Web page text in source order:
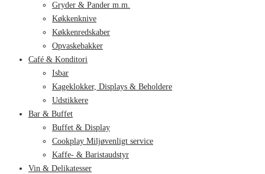
Gryder & Pander m.m.
Køkkenknive
Køkkenredskaber
Opvaskebakker
Café & Konditori
Isbar
Kageklokker, Displays & Beholdere
Udstikkere
Bar & Buffet
Buffet & Display
Cookplay Miljøvenligt service
Kaffe- & Baristaudstyr
Vin & Delikatesser